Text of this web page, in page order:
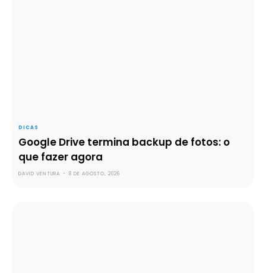
DICAS
Google Drive termina backup de fotos: o
que fazer agora
DAVID VENTURA - 8 DE AGOSTO, 2026